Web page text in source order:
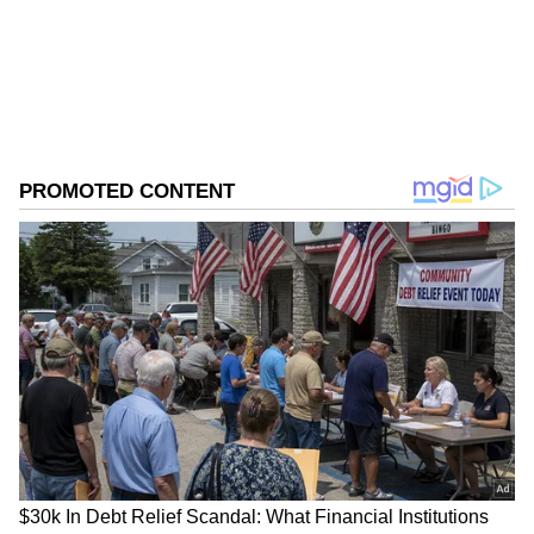
DOWNLOAD APP
RECOMMENDED STORIES